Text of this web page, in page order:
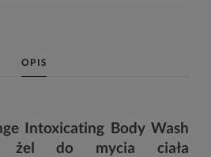
OPIS
Intoxicating Body Wash
żel do mycia ciała